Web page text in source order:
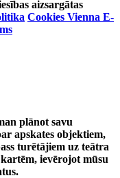
aizsargātas
Cookies Vienna E-
plānot savu
apskates objektiem,
turētājiem uz teātra
ievērojot mūsu